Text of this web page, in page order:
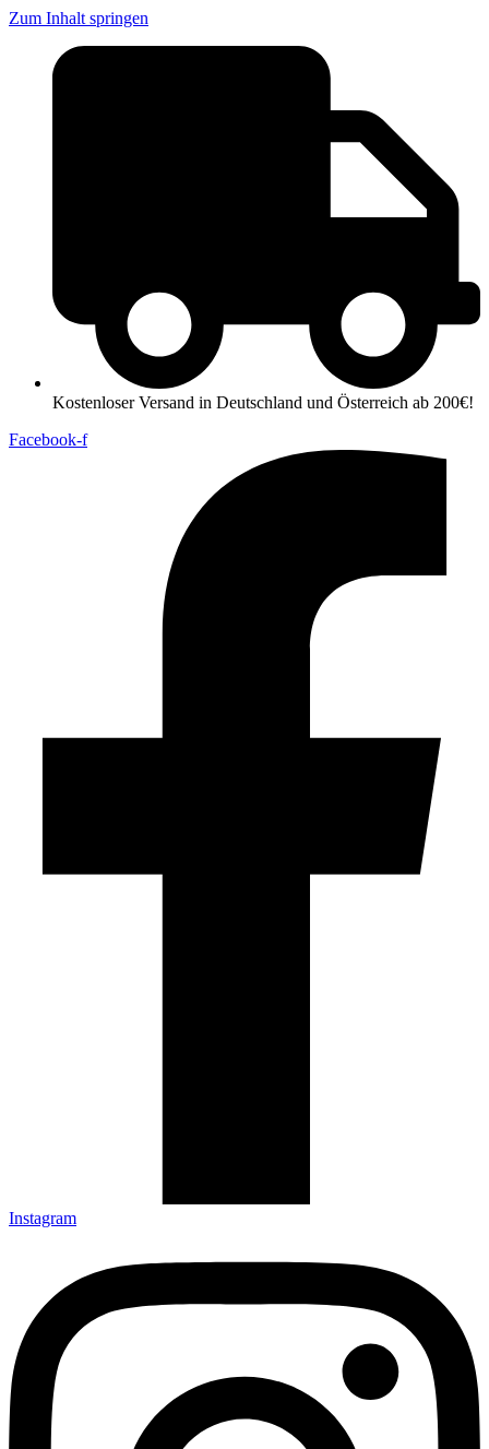
Zum Inhalt springen
Kostenloser Versand in Deutschland und Österreich ab 200€!
Facebook-f
Instagram